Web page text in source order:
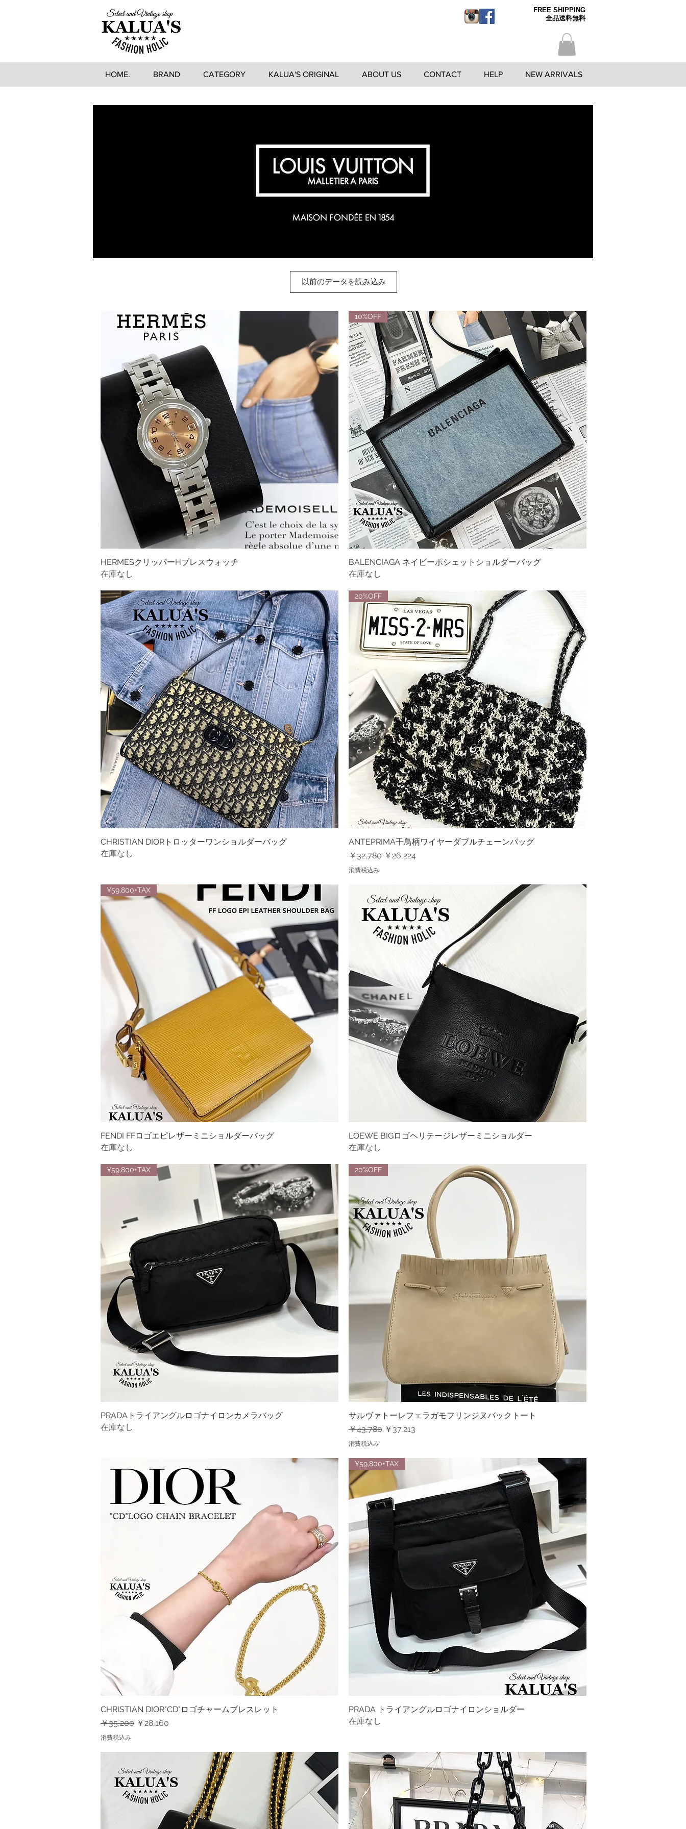
FREE SHIPPING
全品送料無料
HOME. BRAND CATEGORY KALUA'S ORIGINAL ABOUT US CONTACT HELP NEW ARRIVALS
以前のデータを読み込み
クイックビュー
HERMESクリッパーHブレスウォッチ
在庫なし
クイックビュー
10%OFF
BALENCIAGA ネイビーポシェットショルダーバッグ
在庫なし
クイックビュー
CHRISTIAN DIORトロッターワンショルダーバッグ
在庫なし
クイックビュー
20%OFF
ANTEPRIMA千鳥柄ワイヤーダブルチェーンバッグ
通常価格
￥32,780 セール価格
￥26,224
消費税込み
クイックビュー
¥59,800+TAX
FENDI FFロゴエピレザーミニショルダーバッグ
在庫なし
クイックビュー
LOEWE BIGロゴヘリテージレザーミニショルダー
在庫なし
クイックビュー
¥59,800+TAX
PRADAトライアングルロゴナイロンカメラバッグ
在庫なし
クイックビュー
20%OFF
サルヴァトーレフェラガモフリンジヌバックトート
通常価格
￥43,780 セール価格
￥37,213
消費税込み
クイックビュー
CHRISTIAN DIOR"CD"ロゴチャームブレスレット
通常価格
￥35,200 セール価格
￥28,160
消費税込み
クイックビュー
¥59,800+TAX
PRADA トライアングルロゴナイロンショルダー
在庫なし